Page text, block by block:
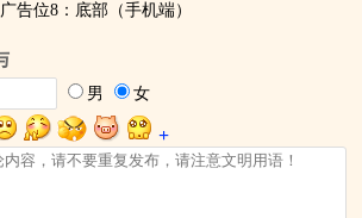
广告位8：底部（手机端）